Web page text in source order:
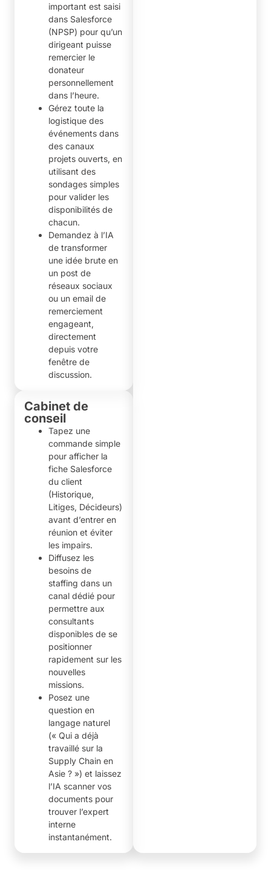
important est saisi
dans Salesforce
(NPSP) pour qu’un
dirigeant puisse
remercier le
donateur
personnellement
dans l’heure.
Gérez toute la
logistique des
événements dans
des canaux
projets ouverts, en
utilisant des
sondages simples
pour valider les
disponibilités de
chacun.
Demandez à l’IA
de transformer
une idée brute en
un post de
réseaux sociaux
ou un email de
remerciement
engageant,
directement
depuis votre
fenêtre de
discussion.
Cabinet de
conseil
Tapez une
commande simple
pour afficher la
fiche Salesforce
du client
(Historique,
Litiges, Décideurs)
avant d’entrer en
réunion et éviter
les impairs.
Diffusez les
besoins de
staffing dans un
canal dédié pour
permettre aux
consultants
disponibles de se
positionner
rapidement sur les
nouvelles
missions.
Posez une
question en
langage naturel
(« Qui a déjà
travaillé sur la
Supply Chain en
Asie ? ») et laissez
l’IA scanner vos
documents pour
trouver l’expert
interne
instantanément.